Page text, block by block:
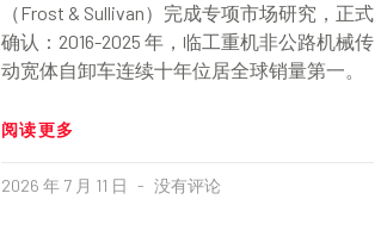
（Frost & Sullivan）完成专项市场研究，正式
确认：2016-2025 年，临工重机非公路机械传
动宽体自卸车连续十年位居全球销量第一。
阅读更多
2026 年 7 月 11 日 没有评论